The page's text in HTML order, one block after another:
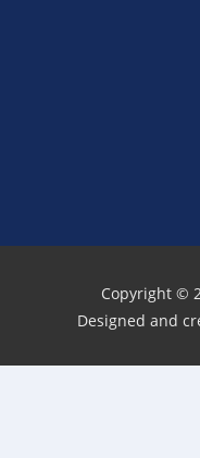
Copyright ©
Designed and